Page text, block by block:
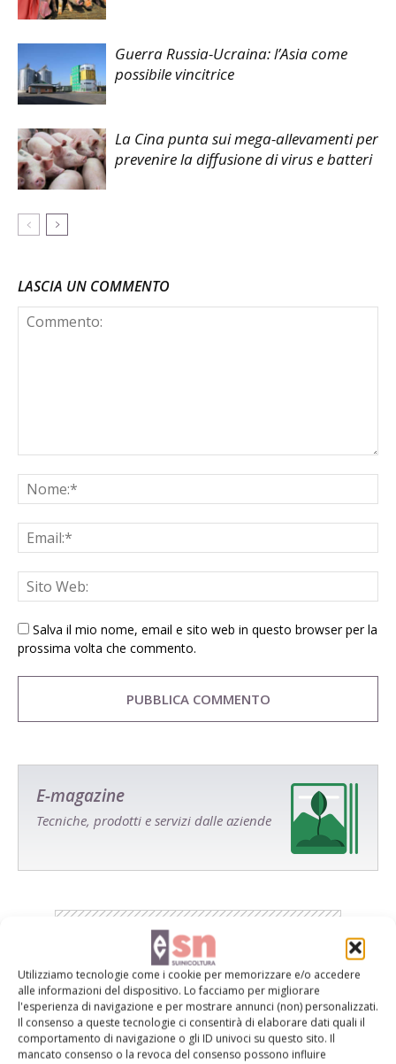
Utilizziamo tecnologie come i cookie per memorizzare e/o accedere
alle informazioni del dispositivo. Lo facciamo per migliorare
l'esperienza di navigazione e per mostrare annunci (non) personalizzati.
Il consenso a queste tecnologie ci consentirà di elaborare dati quali il
comportamento di navigazione o gli ID univoci su questo sito. Il
mancato consenso o la revoca del consenso possono influire
Guerra Russia-Ucraina: l’Asia come
possibile vincitrice
La Cina punta sui mega-allevamenti per
prevenire la diffusione di virus e batteri
LASCIA UN COMMENTO
Salva il mio nome, email e sito web in questo browser per la
prossima volta che commento.
E-magazine
Tecniche, prodotti e servizi dalle aziende
Catalogo Aziende e Prodotti
Un modo semplice per cercare un'azienda o un
prodotto!